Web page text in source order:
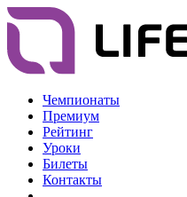
Чемпионаты
Премиум
Рейтинг
Уроки
Билеты
Контакты